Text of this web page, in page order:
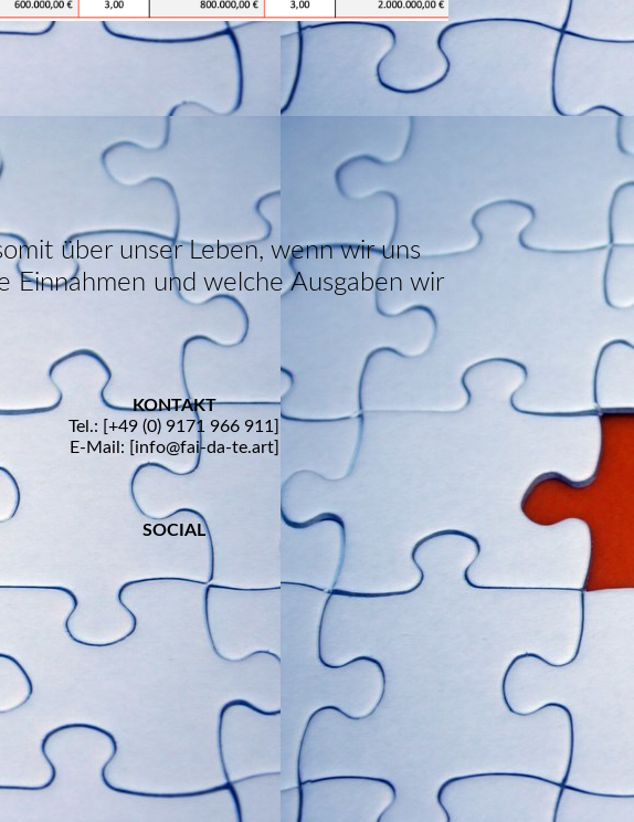
über unser Leben, wenn wir uns
Einnahmen und welche Ausgaben wir
KONTAKT
Tel.: [+49 (0) 9171 966 911]
E-Mail: [info@fai-da-te.art]
SOCIAL